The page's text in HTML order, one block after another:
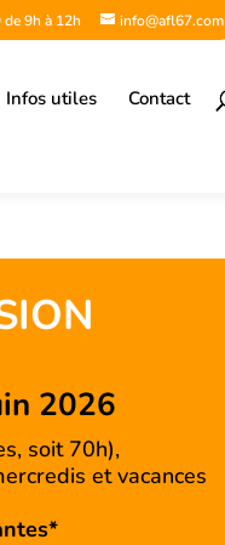
9h à 12h info@afl67.com
Infos utiles Contact
2026
soit 70h),
et vacances